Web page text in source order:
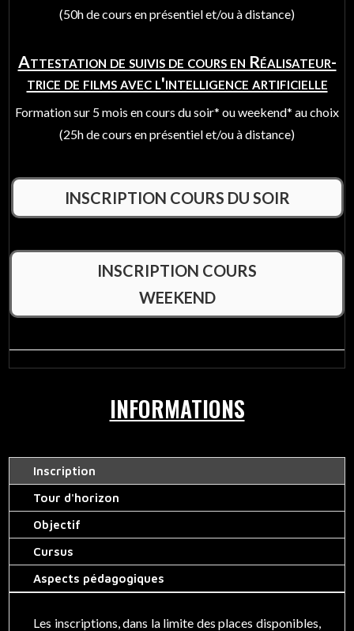
(50h de cours en présentiel et/ou à distance)
Attestation de suivis de cours en Réalisateur-
trice de films avec l'intelligence artificielle
Formation sur 5 mois en cours du soir* ou weekend* au choix
(25h de cours en présentiel et/ou à distance)
INSCRIPTION COURS DU SOIR
INSCRIPTION COURS
WEEKEND
INFORMATIONS
Inscription
Tour d'horizon
Objectif
Cursus
Aspects pédagogiques
Les inscriptions, dans la limite des places disponibles,